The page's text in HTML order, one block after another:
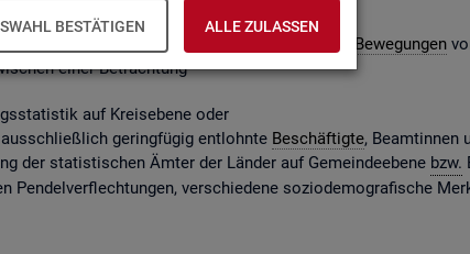
BESTÄTIGEN ALLE ZULASSEN
Weise die er­werbs­be­ding­ten po­ten­ti­el­len Be­we­gun­gen
einer Be­trach­tung
auf Kreis­ebe­ne oder
ge­ring­fü­gig ent­lohn­te Be­schäf­tig­te, Be­am­tin­nen
der sta­tis­ti­schen Ämter der Län­der auf Ge­mein­de­ebe­ne bzw.
Pen­del­ver­flech­tun­gen, ver­schie­de­ne so­zio­de­mo­gra­fi­sche